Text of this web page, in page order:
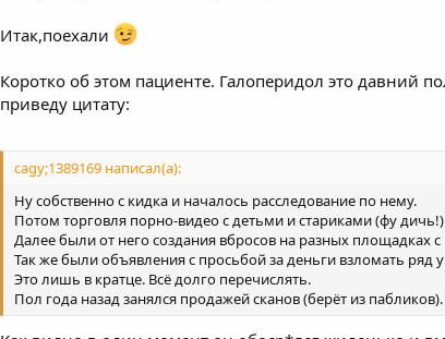
Итак,поехали
Коротко об этом пациенте. Галоперидол это давний
приведу цитату:
cagy;1389169 написал(а):
Ну собственно с кидка и началось расследование по нему.
Потом торговля порно-видео с детьми и стариками (фу дичь!)
Далее были от него создания вбросов на разных площадках
Так же были объявления с просьбой за деньги взломать
Это лишь в кратце. Всё долго перечислять.
Пол года назад занялся продажей сканов (берёт из пабликов).